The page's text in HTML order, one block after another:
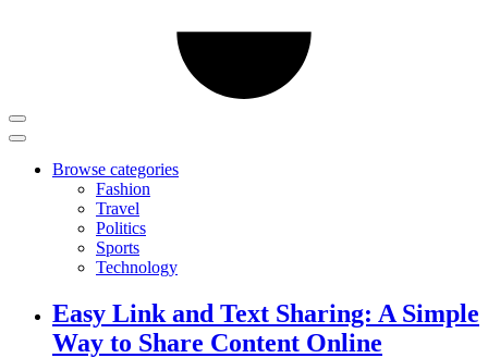
Browse categories
Fashion
Travel
Politics
Sports
Technology
Easy Link and Text Sharing: A Simple
Way to Share Content Online